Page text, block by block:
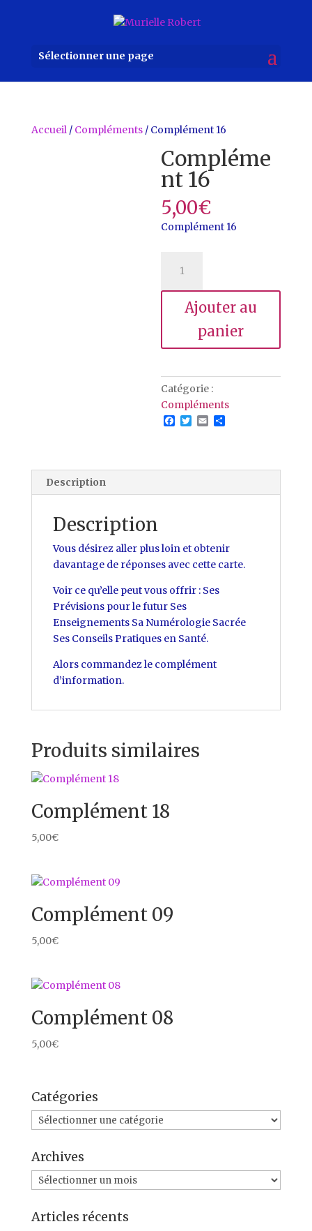
Sélectionner une page
Accueil/ Compléments/ Complément 16
Compléme
nt 16
5,00€
Complément 16
Complément
Ajouter au
panier
Catégorie :
Compléments
F
k
T
E
r
Description
Description
Vous désirez aller plus loin et obtenir
davantage de réponses avec cette carte.
Voir ce qu’elle peut vous offrir : Ses
Prévisions pour le futur Ses
Enseignements Sa Numérologie Sacrée
Ses Conseils Pratiques en Santé.
Alors commandez le complément
d’information.
Produits similaires
Complément 18
5,00€
Complément 09
5,00€
Complément 08
5,00€
Catégories
Catégories
Archives
Archives
Articles récents